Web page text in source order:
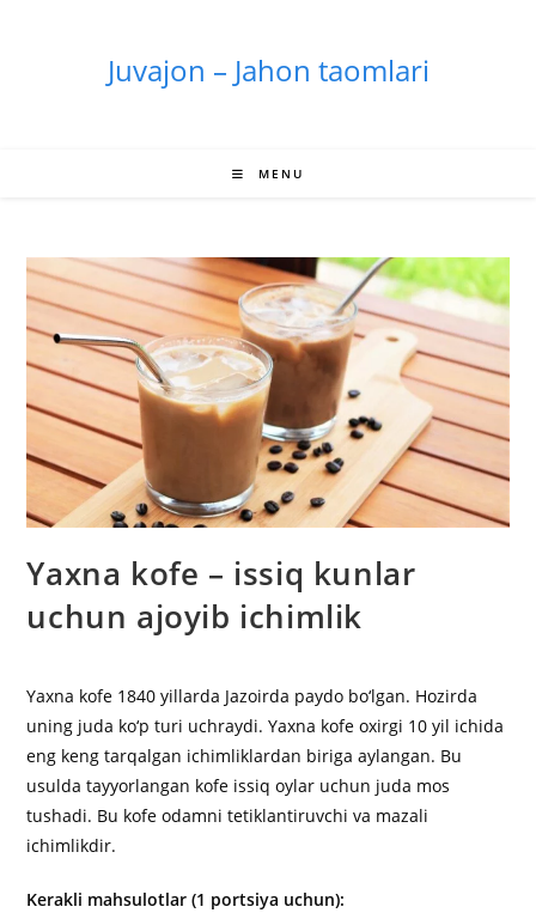
Juvajon – Jahon taomlari
MENU
Yaxna kofe – issiq kunlar
uchun ajoyib ichimlik
Yaxna kofe 1840 yillarda Jazoirda paydo bo‘lgan. Hozirda
uning juda ko‘p turi uchraydi. Yaxna kofe oxirgi 10 yil ichida
eng keng tarqalgan ichimliklardan biriga aylangan. Bu
usulda tayyorlangan kofe issiq oylar uchun juda mos
tushadi. Bu kofe odamni tetiklantiruvchi va mazali
ichimlikdir.
Kerakli mahsulotlar (1 portsiya uchun):